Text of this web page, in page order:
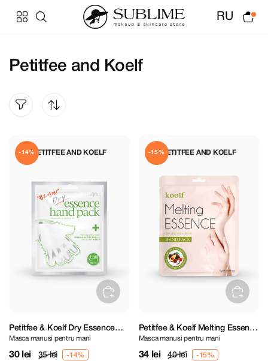
RU
Petitfee and Koelf
PETITFEE AND KOELF
-14%
Petitfee & Koelf Dry Essence
Hand Pack
Masca manusi pentru mani
30 lei 35 lei
PETITFEE AND KOELF
-15%
Petitfee & Koelf Melting Essence
Hand Pack
Masca manusi pentru mani
34 lei 40 lei